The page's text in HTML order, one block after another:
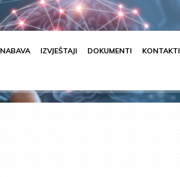
NABAVA IZVJEŠTAJI DOKUMENTI KONTAKTI